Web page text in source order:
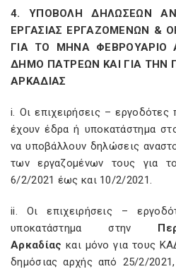
4. ΥΠΟΒΟΛΗ ΔΗΛΩΣΕΩΝ
ΕΡΓΑΣΙΑΣ ΕΡΓΑΖΟΜΕΝΩΝ &
ΓΙΑ ΤΟ ΜΗΝΑ ΦΕΒΡΟΥΑΡΙΟ
ΔΗΜΟ ΠΑΤΡΕΩΝ ΚΑΙ ΓΙΑ ΤΗΝ
ΑΡΚΑΔΙΑΣ
i. Οι επιχειρήσεις – εργοδότες
έχουν έδρα ή υποκατάστημα
να υποβάλλουν δηλώσεις
των εργαζομένων τους για
6/2/2021 έως και 10/2/2021.
ii. Οι επιχειρήσεις –
υποκατάστημα στην
Αρκαδίας και μόνο για τους
δημόσιας αρχής από 25/2/